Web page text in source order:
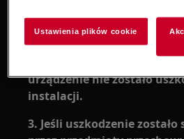
zainstalowaniu lub
urządzenia, należy
urządzenie nie zostało
instalacji.
3. Jeśli uszkodzenie
Ustawienia plików cookie